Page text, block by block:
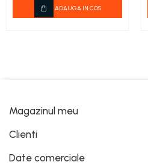
ADAUGA IN COS
Magazinul meu
Clienti
Date comerciale